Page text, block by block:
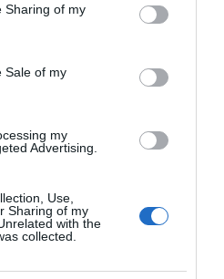
behaviour. You may click to
and its third-party tags to
purposes in below Google
Sharing of my
Sale of my
my
Advertising.
Use,
Sharing of my
with the
collected.